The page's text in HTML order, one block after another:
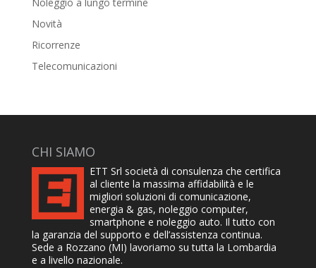
Novità
Ricorrenze
Telecomunicazioni
CHI SIAMO
ETT Srl società di consulenza che certifica
al cliente la massima affidabilità e le
migliori soluzioni di comunicazione,
energia & gas, noleggio computer,
smartphone e noleggio auto. Il tutto con
la garanzia del supporto e dell’assistenza continua.
Sede a Rozzano (MI) lavoriamo su tutta la Lombardia
e a livello nazionale.